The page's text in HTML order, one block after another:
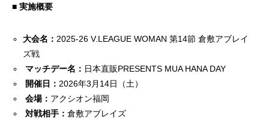
■ 実施概要
大会名：2025-26 V.LEAGUE WOMAN 第14節 倉敷アブレイ
ズ戦
マッチデー名： 日本直販PRESENTS MUA HANA DAY
開催日：2026年3月14日（土）
会場： アクシオン福岡
対戦相手：倉敷アブレイズ